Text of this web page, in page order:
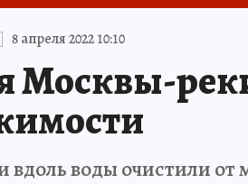
8 апреля 2022 10:10
Москвы-
вдоль воды очистили